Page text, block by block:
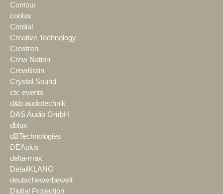
Contour
coolux
Cordial
Creative Technology
Crestron
Crew Nation
CrewBrain
Crystal Sound
ctc events
d&b audiotechnik
DAS Audio GmbH
dblux
dBTechnologies
DEAplus
delta-max
DetailKLANG
deutschewerbewelt
Digital Projection